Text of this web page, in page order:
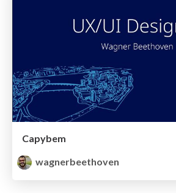
Capybem
wagnerbeethoven